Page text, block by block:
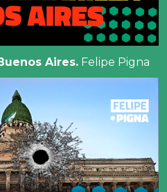
Aires. Felipe Pigna